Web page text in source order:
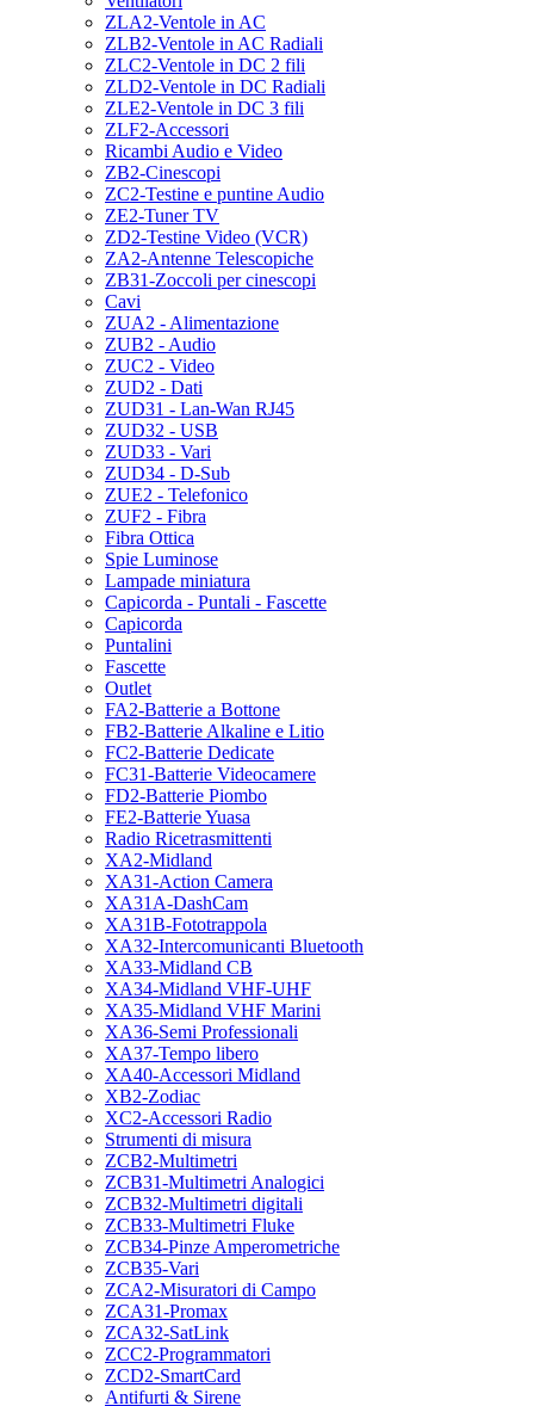
ZLA2-Ventole in AC
ZLB2-Ventole in AC Radiali
ZLC2-Ventole in DC 2 fili
ZLD2-Ventole in DC Radiali
ZLE2-Ventole in DC 3 fili
ZLF2-Accessori
Ricambi Audio e Video
ZB2-Cinescopi
ZC2-Testine e puntine Audio
ZE2-Tuner TV
ZD2-Testine Video (VCR)
ZA2-Antenne Telescopiche
ZB31-Zoccoli per cinescopi
Cavi
ZUA2 - Alimentazione
ZUB2 - Audio
ZUC2 - Video
ZUD2 - Dati
ZUD31 - Lan-Wan RJ45
ZUD32 - USB
ZUD33 - Vari
ZUD34 - D-Sub
ZUE2 - Telefonico
ZUF2 - Fibra
Fibra Ottica
Spie Luminose
Lampade miniatura
Capicorda - Puntali - Fascette
Capicorda
Puntalini
Fascette
Outlet
FA2-Batterie a Bottone
FB2-Batterie Alkaline e Litio
FC2-Batterie Dedicate
FC31-Batterie Videocamere
FD2-Batterie Piombo
FE2-Batterie Yuasa
Radio Ricetrasmittenti
XA2-Midland
XA31-Action Camera
XA31A-DashCam
XA31B-Fototrappola
XA32-Intercomunicanti Bluetooth
XA33-Midland CB
XA34-Midland VHF-UHF
XA35-Midland VHF Marini
XA36-Semi Professionali
XA37-Tempo libero
XA40-Accessori Midland
XB2-Zodiac
XC2-Accessori Radio
Strumenti di misura
ZCB2-Multimetri
ZCB31-Multimetri Analogici
ZCB32-Multimetri digitali
ZCB33-Multimetri Fluke
ZCB34-Pinze Amperometriche
ZCB35-Vari
ZCA2-Misuratori di Campo
ZCA31-Promax
ZCA32-SatLink
ZCC2-Programmatori
ZCD2-SmartCard
Antifurti & Sirene